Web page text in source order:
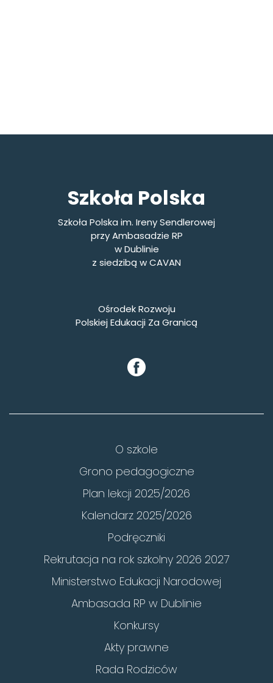
Szkoła Polska
Szkoła Polska im. Ireny Sendlerowej
przy Ambasadzie RP
w Dublinie
z siedzibą w CAVAN
Ośrodek Rozwoju
Polskiej Edukacji Za Granicą
O szkole
Grono pedagogiczne
Plan lekcji 2025/2026
Kalendarz 2025/2026
Podręczniki
Rekrutacja na rok szkolny 2026 2027
Ministerstwo Edukacji Narodowej
Ambasada RP w Dublinie
Konkursy
Akty prawne
Rada Rodziców